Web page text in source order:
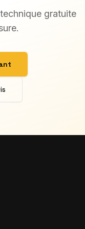
gratuite